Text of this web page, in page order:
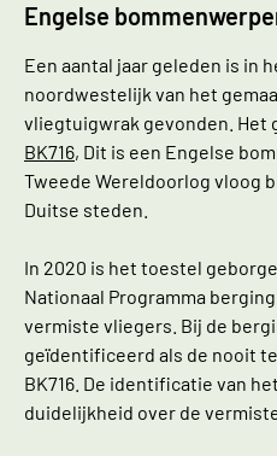
Engelse
Een aantal jaar geleden is in
noordwestelijk van het
vliegtuigwrak gevonden. Het
BK716, Dit is een Engelse
Tweede Wereldoorlog vloog
Duitse steden.
In 2020 is het toestel
Nationaal Programma
vermiste vliegers. Bij de
geïdentificeerd als de nooit
BK716. De identificatie van
duidelijkheid over de